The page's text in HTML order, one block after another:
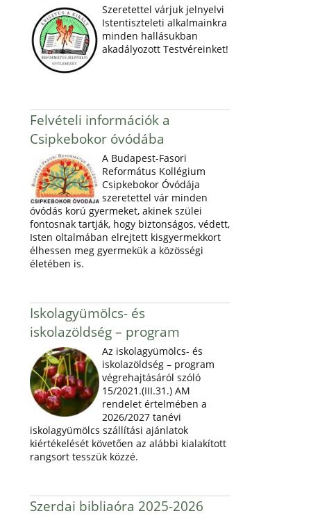
Szeretettel várjuk jelnyelvi
Istentiszteleti alkalmainkra
minden hallásukban
akadályozott Testvéreinket!
Felvételi információk a
Csipkebokor óvódába
A Budapest-Fasori
Református Kollégium
Csipkebokor Óvódája
szeretettel vár minden
óvódás korú gyermeket, akinek szülei
fontosnak tartják, hogy biztonságos, védett,
Isten oltalmában elrejtett kisgyermekkort
élhessen meg gyermekük a közösségi
életében is.
Iskolagyümölcs- és
iskolazöldség – program
Az iskolagyümölcs- és
iskolazöldség – program
végrehajtásáról szóló
15/2021.(III.31.) AM
rendelet értelmében a
2026/2027 tanévi
iskolagyümölcs szállítási ajánlatok
kiértékelését követően az alábbi kialakított
rangsort tesszük közzé.
Szerdai bibliaóra 2025-2026